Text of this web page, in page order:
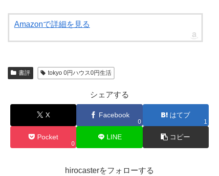
Amazonで詳細を見る
書評 tokyo 0円ハウス0円生活
シェアする
X Facebook
0
はてブ
1
Pocket
0
LINE コピー
hirocasterをフォローする